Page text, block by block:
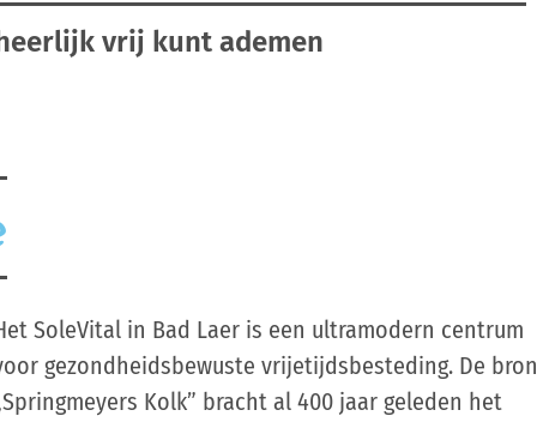
vrij kunt ademen
SoleVital in Bad Laer is een ultramodern centrum
gezondheidsbewuste vrijetijdsbesteding. De bron
Kolk” bracht al 400 jaar geleden het